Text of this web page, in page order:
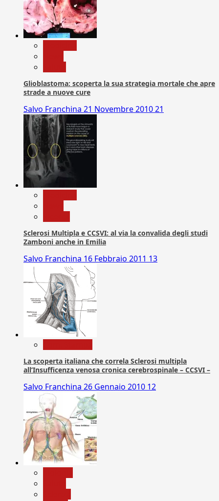
Glioblastoma: scoperta la sua strategia mortale che apre
strade a nuove cure
Salvo Franchina 21 Novembre 201021
Sclerosi Multipla e CCSVI: al via la convalida degli studi
Zamboni anche in Emilia
Salvo Franchina 16 Febbraio 2011 13
La scoperta italiana che correla Sclerosi multipla
all’Insufficenza venosa cronica cerebrospinale – CCSVI –
Salvo Franchina 26 Gennaio 2010 12